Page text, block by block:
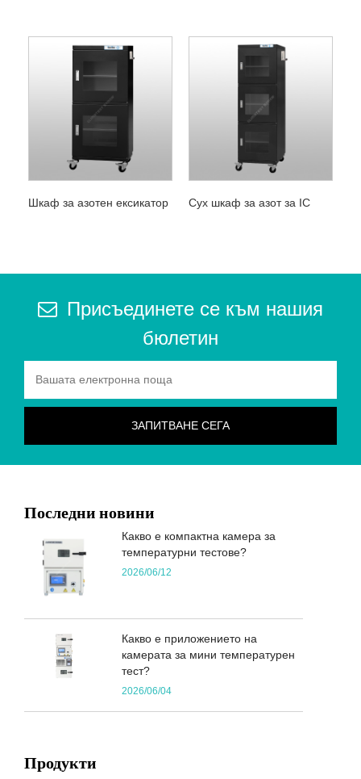
Шкаф за азотен ексикатор Сух шкаф за азот за IC
Присъединете се към нашия
бюлетин
Последни новини
Какво е компактна камера за
температурни тестове?
2026/06/12
Какво е приложението на
камерата за мини температурен
тест?
2026/06/04
Продукти